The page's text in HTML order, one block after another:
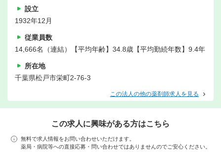
設立
1932年12月
従業員数
14,666名（連結）【平均年齢】34.8歳【平均勤続年数】9.4年
所在地
千葉県松戸市栄町2-76-3
この法人の他の薬剤師求人を見る
この求人に興味がある方はこちら
無料で求人情報をお問い合わせいただけます。
薬局・病院等への直接応募・問い合わせではありませんのでご安心ください。